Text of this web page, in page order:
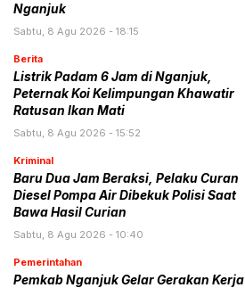
Nganjuk
Sabtu, 8 Agu 2026 - 18:15
Berita
Listrik Padam 6 Jam di Nganjuk,
Peternak Koi Kelimpungan Khawatir
Ratusan Ikan Mati
Sabtu, 8 Agu 2026 - 15:52
Kriminal
Baru Dua Jam Beraksi, Pelaku Curan
Diesel Pompa Air Dibekuk Polisi Saat
Bawa Hasil Curian
Sabtu, 8 Agu 2026 - 10:40
Pemerintahan
Pemkab Nganjuk Gelar Gerakan Kerja